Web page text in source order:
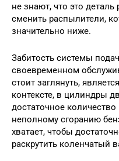
не знают, что это деталь
сменить распылители,
значительно ниже.
Забитость системы
своевременном
стоит заглянуть,
контексте, в цилиндры
достаточное
неполному сгоранию
хватает, чтобы
раскрутить коленчатый